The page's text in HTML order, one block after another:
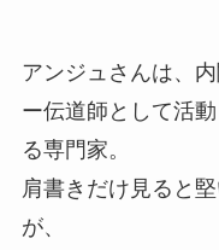
アンジュさんは、
ー伝道師として活
る専門家。
肩書きだけ見ると
が、